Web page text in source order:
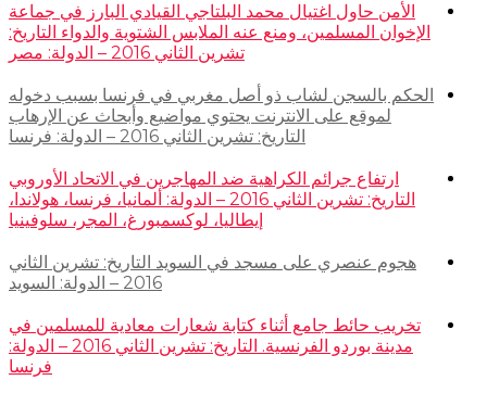
الأمن حاول اغتيال محمد البلتاجي القيادي البارز في جماعة
الإخوان المسلمين، ومنع عنه الملابس الشتوية والدواء التاريخ:
تشرين الثاني 2016 – الدولة: مصر
الحكم بالسجن لشاب ذو أصل مغربي في فرنسا بسبب دخوله
لموقع على الانترنت يحتوي مواضيع وأبحاث عن الإرهاب
التاريخ: تشرين الثاني 2016 – الدولة: فرنسا
ارتفاع جرائم الكراهية ضد المهاجرين في الاتحاد الأوروبي
التاريخ: تشرين الثاني 2016 – الدولة: ألمانيا، فرنسا، هولاندا،
إيطاليا، لوكسمبورغ، المجر، سلوفينيا
هجوم عنصري على مسجد في السويد التاريخ: تشرين الثاني
2016 – الدولة: السويد
تخريب حائط جامع أثناء كتابة شعارات معادية للمسلمين في
مدينة بوردو الفرنسية. التاريخ: تشرين الثاني 2016 – الدولة:
فرنسا